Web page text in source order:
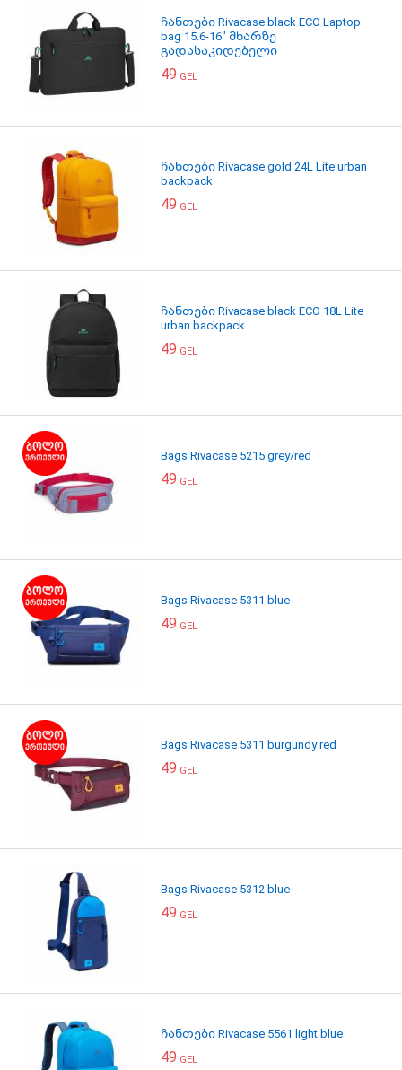
ჩანთები Rivacase black ECO Laptop
bag 15.6-16" მხარზე
გადასაკიდებელი
49 GEL
ჩანთები Rivacase gold 24L Lite urban
backpack
49 GEL
ჩანთები Rivacase black ECO 18L Lite
urban backpack
49 GEL
Bags Rivacase 5215 grey/red
49 GEL
Bags Rivacase 5311 blue
49 GEL
Bags Rivacase 5311 burgundy red
49 GEL
Bags Rivacase 5312 blue
49 GEL
ჩანთები Rivacase 5561 light blue
49 GEL